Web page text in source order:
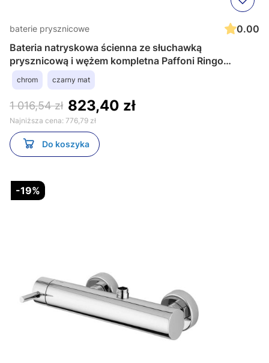
baterie prysznicowe
0.00
Bateria natryskowa ścienna ze słuchawką
prysznicową i wężem kompletna Paffoni Ringo
RIN168DCR chrom
chrom czarny mat
1 016,54 zł 823,40 zł
Najniższa cena: 776,79 zł
Do koszyka
-19%